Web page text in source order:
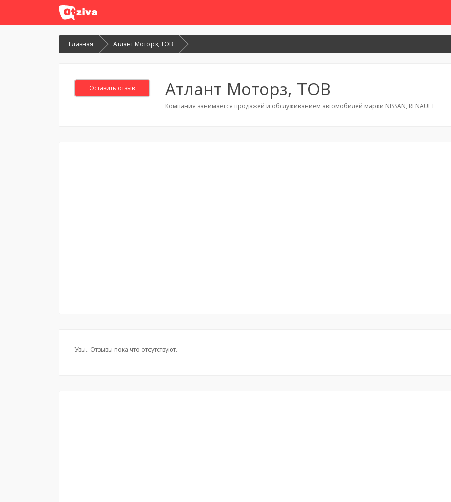
Главная Атлант Моторз, ТОВ
Оставить отзыв Атлант Моторз, ТОВ
Компания занимается продажей и обслуживанием автомобилей марки NISSAN, RENAULT
Увы.. Отзывы пока что отсутствуют.